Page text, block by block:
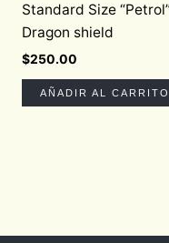
Standard Size
Dragon shield
$250.00
AÑADIR AL CARRITO